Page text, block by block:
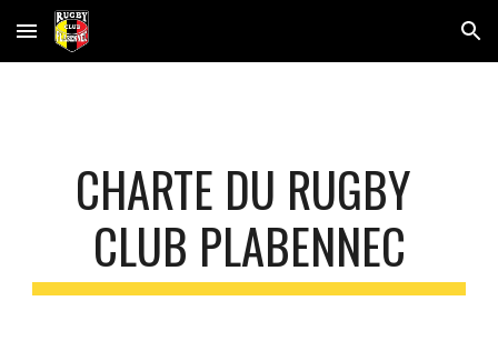
Skip to main content Skip to navigation
CHARTE DU RUGBY
CLUB PLABENNEC